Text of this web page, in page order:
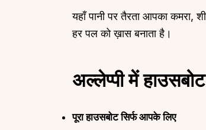
यहाँ पानी पर तैरता आपका कमरा,
हर पल को ख़ास बनाता है।
अल्लेप्पी में
पूरा हाउसबोट सिर्फ आपके लिए